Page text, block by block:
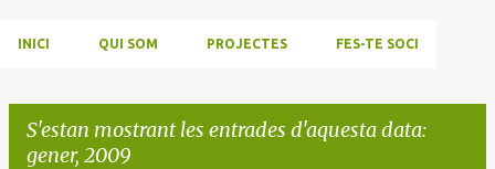
INICI QUI SOM PROJECTES FES-TE SOCI
S'estan mostrant les entrades d'aquesta data:
gener, 2009